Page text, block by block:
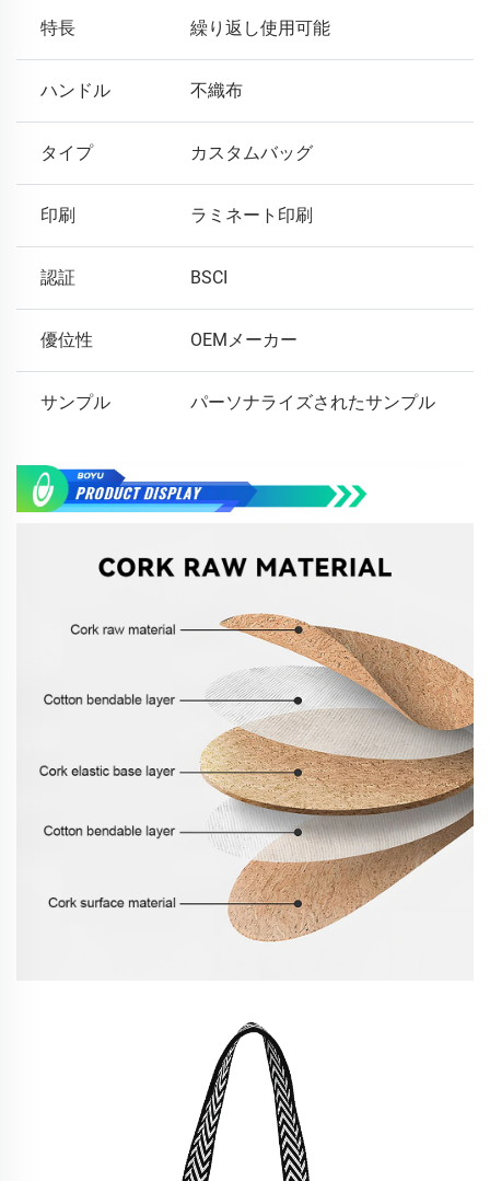
特長 繰り返し使用可能
ハンドル 不織布
タイプ カスタムバッグ
印刷 ラミネート印刷
認証 BSCI
優位性 OEMメーカー
サンプル パーソナライズされたサンプル